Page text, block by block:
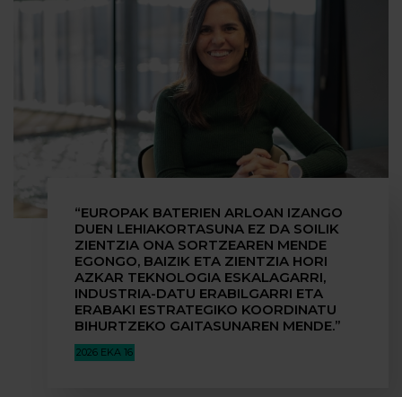
“EUROPAK BATERIEN ARLOAN IZANGO
DUEN LEHIAKORTASUNA EZ DA SOILIK
ZIENTZIA ONA SORTZEAREN MENDE
EGONGO, BAIZIK ETA ZIENTZIA HORI
AZKAR TEKNOLOGIA ESKALAGARRI,
INDUSTRIA-DATU ERABILGARRI ETA
ERABAKI ESTRATEGIKO KOORDINATU
BIHURTZEKO GAITASUNAREN MENDE.”
2026 EKA 16